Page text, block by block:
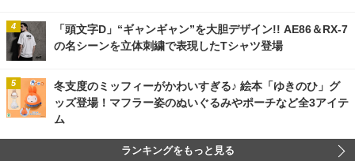
「頭文字D」“ギャンギャン”を大胆デザイン!! AE86＆RX-7
の名シーンを立体刺繍で表現したTシャツ登場
冬支度のミッフィーがかわいすぎる♪ 絵本「ゆきのひ」グ
ッズ登場！マフラー姿のぬいぐるみやポーチなど全3アイテ
ム
ランキングをもっと見る